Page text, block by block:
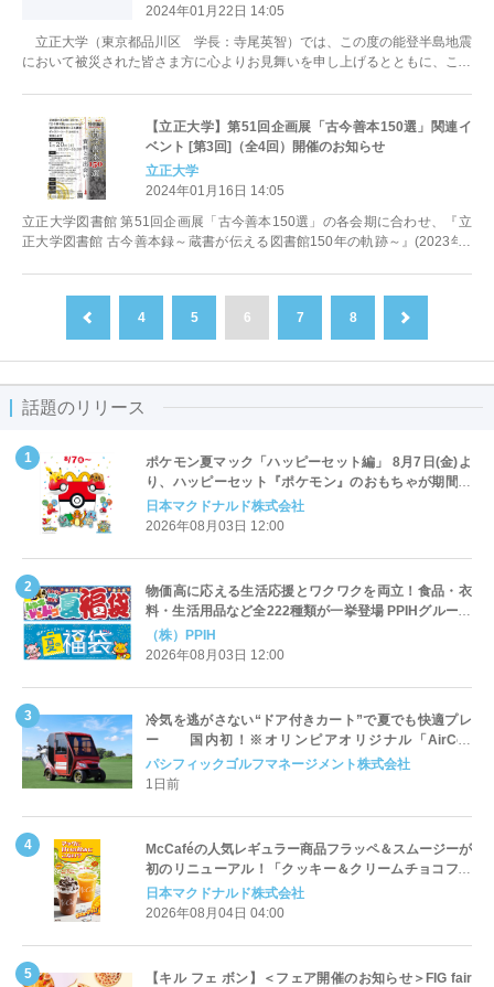
2024年01月22日 14:05
立正大学（東京都品川区 学長：寺尾英智）では、この度の能登半島地震
において被災された皆さま方に心よりお見舞いを申し上げるとともに、この
【立正大学】第51回企画展「古今善本150選」関連イ
ベント [第3回]（全4回）開催のお知らせ
立正大学
2024年01月16日 14:05
立正大学図書館 第51回企画展「古今善本150選」の各会期に合わせ、『立
正大学図書館 古今善本録～蔵書が伝える図書館150年の軌跡～』(2023年6
4 5 6 7 8
話題のリリース
ポケモン夏マック「ハッピーセット編」 8月7日(金)よ
り、ハッピーセット『ポケモン』のおもちゃが期間限
定登場
日本マクドナルド株式会社
2026年08月03日 12:00
物価高に応える生活応援とワクワクを両立！食品・衣
料・生活用品など全222種類が一挙登場 PPIHグループ
「夏福袋」＆セール 8月6日(木)より順次スタート
（株）PPIH
2026年08月03日 12:00
冷気を逃がさない“ドア付きカート”で夏でも快適プレ
ー 国内初！※オリンピアオリジナル「AirCon
Cart（エアコンカート）」導入 | ＰＧＭ
パシフィックゴルフマネージメント株式会社
1日前
McCaféの人気レギュラー商品フラッペ＆スムージーが
初のリニューアル！「クッキー＆クリームチョコフラ
ッペ」「マンゴースムージー」8月5日（水）から販売
開始
日本マクドナルド株式会社
2026年08月04日 04:00
【キル フェ ボン】＜フェア開催のお知らせ＞FIG fair